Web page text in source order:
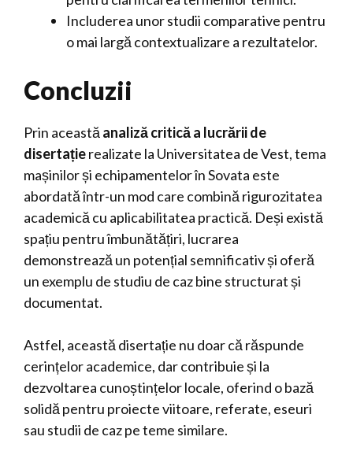
Includerea unor studii comparative pentru
o mai largă contextualizare a rezultatelor.
Concluzii
Prin aceastăanaliză critică a lucrării de
disertațierealizate la Universitatea de Vest, tema
mașinilor și echipamentelor în Sovata este
abordată într-un mod care combină rigurozitatea
academică cu aplicabilitatea practică. Deși există
spațiu pentru îmbunătățiri, lucrarea
demonstrează un potențial semnificativ și oferă
un exemplu de studiu de caz bine structurat și
documentat.
Astfel, această disertație nu doar că răspunde
cerințelor academice, dar contribuie și la
dezvoltarea cunoștințelor locale, oferind o bază
solidă pentru proiecte viitoare, referate, eseuri
sau studii de caz pe teme similare.